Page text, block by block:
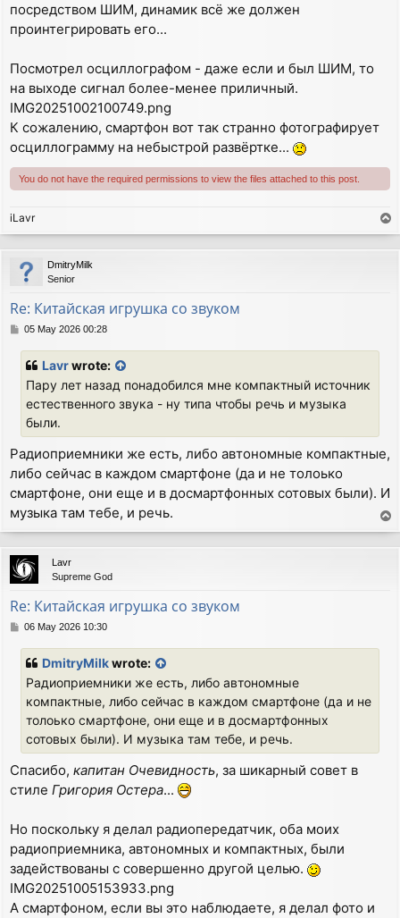
посредством ШИМ, динамик всё же должен
проинтегрировать его...
Посмотрел осциллографом - даже если и был ШИМ, то
на выходе сигнал более-менее приличный.
IMG20251002100749.png
К сожалению, смартфон вот так странно фотографирует
осциллограмму на небыстрой развёртке...
You do not have the required permissions to view the files attached to this post.
iLavr
o
p
DmitryMilk
Senior
Re: Китайская игрушка со звуком
P05 May 2026 00:28
Lavrwrote:
Пару лет назад понадобился мне компактный источник
естественного звука - ну типа чтобы речь и музыка
были.
Радиоприемники же есть, либо автономные компактные,
либо сейчас в каждом смартфоне (да и не толоько
смартфоне, они еще и в досмартфонных сотовых были). И
музыка там тебе, и речь.
o
p
Lavr
Supreme God
Re: Китайская игрушка со звуком
P06 May 2026 10:30
DmitryMilkwrote:
Радиоприемники же есть, либо автономные
компактные, либо сейчас в каждом смартфоне (да и не
толоько смартфоне, они еще и в досмартфонных
сотовых были). И музыка там тебе, и речь.
Спасибо, капитан Очевидность, за шикарный совет в
стиле Григория Остера...
Но поскольку я делал радиопередатчик, оба моих
радиоприемника, автономных и компактных, были
задействованы с совершенно другой целью.
IMG20251005153933.png
А смартфоном, если вы это наблюдаете, я делал фото и